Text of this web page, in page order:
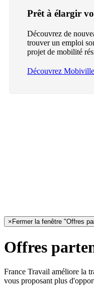
Prêt à élargir
Découvrez de
trouver un emploi
projet de mobilité
Découvrez Mobiville
× Fermer la fenêtre "Offres
Offres
France Travail améliore la
vous proposant plus